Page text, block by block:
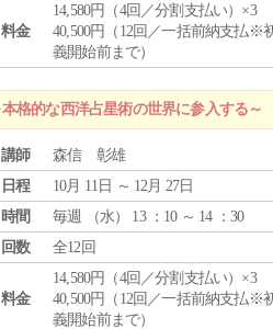
料金
14,580円（4回／分割支払い）×3
40,500円（12回／一括前納支払※
義開始前まで）
格的な西洋占星術の世界に参入する～
講師
森信 彰雄
日程
10月 11日 ～ 12月 27日
時間
毎週 （水） 13 ：10 ～ 14 ：30
回数
全12回
料金
14,580円（4回／分割支払い）×3
40,500円（12回／一括前納支払※
義開始前まで）